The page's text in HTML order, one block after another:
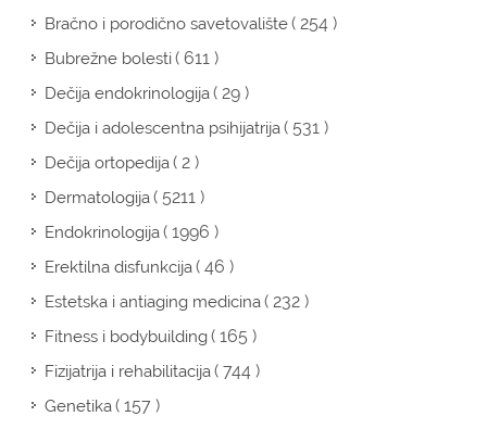
Bračno i porodično savetovalište( 254 )
Bubrežne bolesti( 611 )
Dečija endokrinologija( 29 )
Dečija i adolescentna psihijatrija( 531 )
Dečija ortopedija( 2 )
Dermatologija( 5211 )
Endokrinologija( 1996 )
Erektilna disfunkcija( 46 )
Estetska i antiaging medicina( 232 )
Fitness i bodybuilding( 165 )
Fizijatrija i rehabilitacija( 744 )
Genetika( 157 )